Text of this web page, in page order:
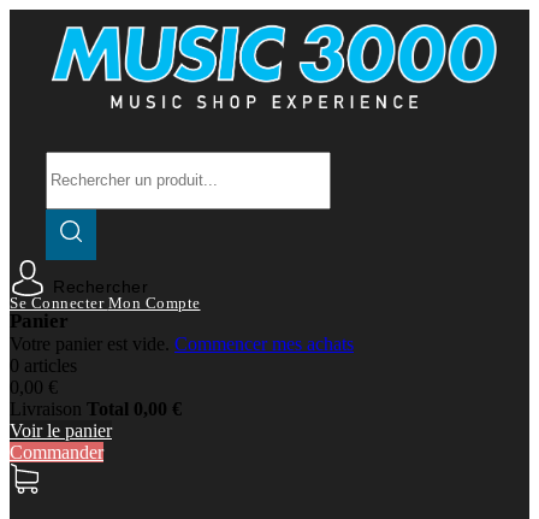
Rechercher
Se Connecter Mon Compte
Panier
Votre panier est vide. Commencer mes achats
0 articles
0,00 €
Livraison Total 0,00 €
Voir le panier
Commander